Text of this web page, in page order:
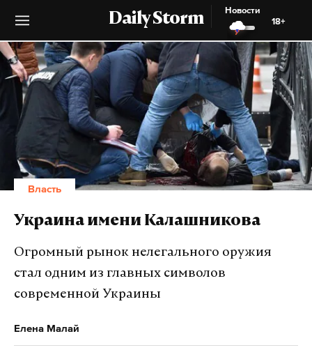
Daily Storm
Новости
18+
Власть
Украина имени Калашникова
Огромный рынок нелегального оружия
стал одним из главных символов
современной Украины
Елена Малай